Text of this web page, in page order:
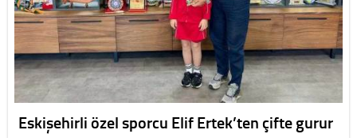
Eskişehirli özel sporcu Elif Ertek’ten çifte gurur